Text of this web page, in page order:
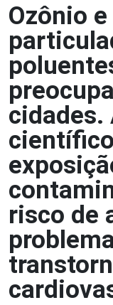
Ozônio
risco de